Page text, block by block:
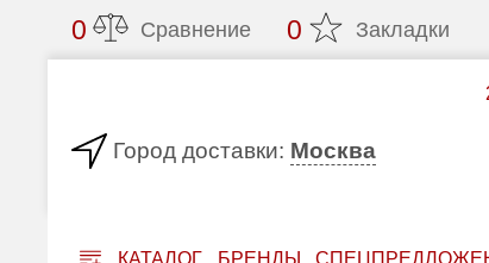
0 Сравнение 0 Закладки
Город доставки: Москва
КАТАЛОГ БРЕНДЫ